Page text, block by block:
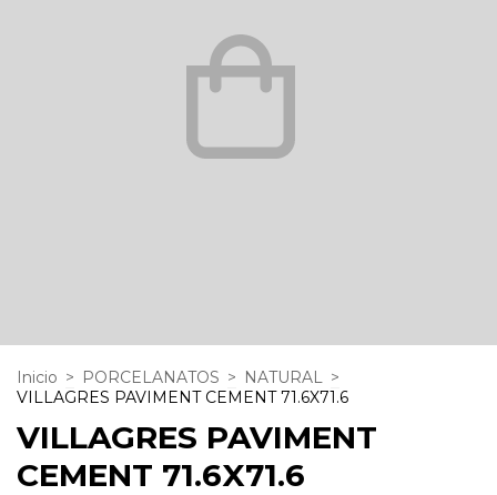
Inicio > PORCELANATOS > NATURAL >
VILLAGRES PAVIMENT CEMENT 71.6X71.6
VILLAGRES PAVIMENT
CEMENT 71.6X71.6